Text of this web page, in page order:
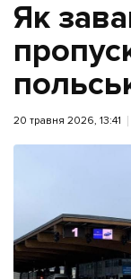
Бізнес
Життя
ІНШЕ
Як
20 травня 2026, 13:41